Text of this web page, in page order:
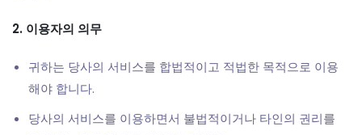
2. 이용자의 의무
귀하는 당사의 서비스를 합법적이고 적법한 목적으로 이용
해야 합니다.
당사의 서비스를 이용하면서 불법적이거나 타인의 권리를